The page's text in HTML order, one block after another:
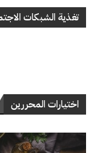
تغذية الشبكات
اختيارات المحررين